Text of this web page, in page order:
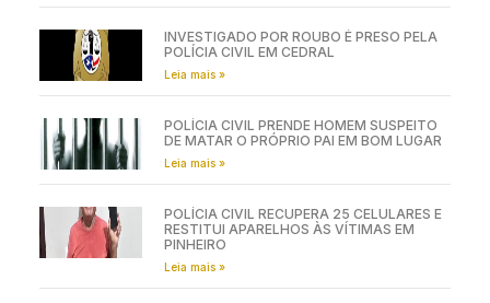
INVESTIGADO POR ROUBO É PRESO PELA
POLÍCIA CIVIL EM CEDRAL
Leia mais »
POLÍCIA CIVIL PRENDE HOMEM SUSPEITO
DE MATAR O PRÓPRIO PAI EM BOM LUGAR
Leia mais »
POLÍCIA CIVIL RECUPERA 25 CELULARES E
RESTITUI APARELHOS ÀS VÍTIMAS EM
PINHEIRO
Leia mais »